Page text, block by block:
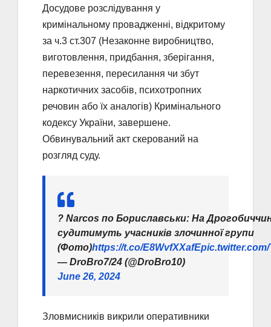
Досудове розслідування у
кримінальному провадженні, відкритому
за ч.3 ст.307 (Незаконне виробництво,
виготовлення, придбання, зберігання,
перевезення, пересилання чи збут
наркотичних засобів, психотропних
речовин або їх аналогів) Кримінального
кодексу України, завершене.
Обвинувальний акт скерований на
розгляд суду.
? Narcos по Бориславськи: На
судитимуть учасників злочинної групи
(Фото)https://t.co/E8WvfXXafE
— DroBro7/24 (@DroBro10)
June 26, 2024
Зловмисників викрили оперативники